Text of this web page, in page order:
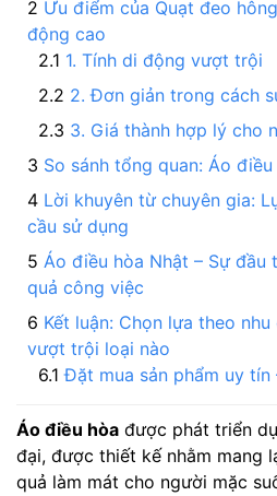
Ưu điểm của Quạt đeo
động cao
1. Tính di động vượt trội
2. Đơn giản trong cách
3. Giá thành hợp lý cho
So sánh tổng quan: Áo
Lời khuyên từ chuyên gia:
cầu sử dụng
Áo điều hòa Nhật – Sự đầu
quả công việc
Kết luận: Chọn lựa theo
vượt trội loại nào
Đặt mua sản phẩm uy
Áo điều hòa được phát triển
đại, được thiết kế nhằm mang
quả làm mát cho người mặc